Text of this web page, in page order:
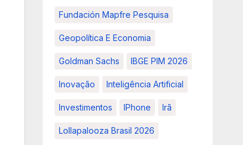
Fundación Mapfre Pesquisa
Geopolítica E Economia
Goldman Sachs IBGE PIM 2026
Inovação Inteligência Artificial
Investimentos IPhone Irã
Lollapalooza Brasil 2026